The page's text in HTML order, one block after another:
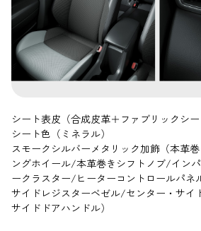
シート表皮（合成皮革＋ファブリックシー
シート色（ミネラル）
スモークシルバーメタリック加飾（本革
ングホイール/本革巻きシフトノブ/イン
ークラスター/ヒーターコントロールパ
サイドレジスターベゼル/センター・サイ
サイドドアハンドル）